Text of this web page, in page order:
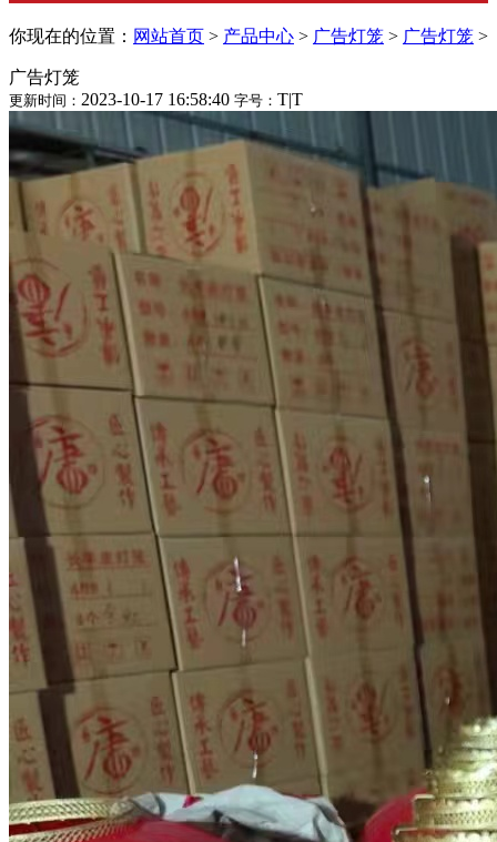
你现在的位置： 网站首页 > 产品中心 > 广告灯笼 > 广告灯笼 >
广告灯笼
更新时间： 2023-10-17 16:58:40 字号： T|T